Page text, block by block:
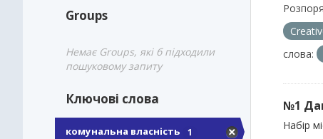
Groups
Немає Groups, які б підходили
пошуковому запиту
Ключові слова
комунальна власність 1
слова:
№1
Набір